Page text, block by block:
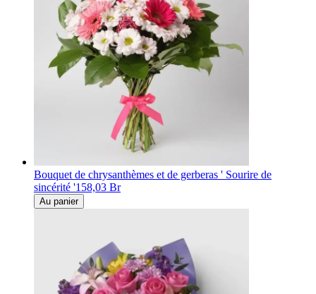
Bouquet de chrysanthèmes et de gerberas ' Sourire de
sincérité '158,03 Br
Au panier